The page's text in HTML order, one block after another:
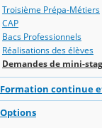
Troisième Prépa-Métiers
CAP
Bacs Professionnels
Réalisations des élèves
Demandes de mini-
Formation continue
Options